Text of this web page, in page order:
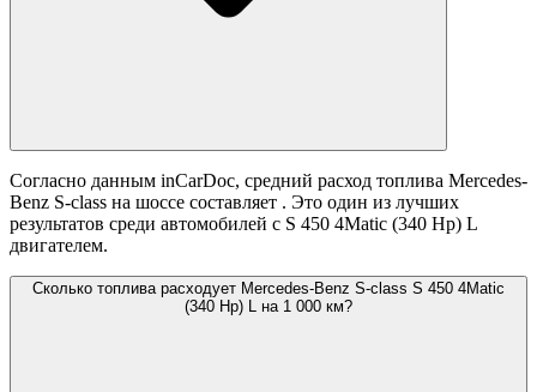
Согласно данным inCarDoc, средний расход топлива Mercedes-
Benz S-class на шоссе составляет . Это один из лучших
результатов среди автомобилей с S 450 4Matic (340 Hp) L
двигателем.
Сколько топлива расходует Mercedes-Benz S-class S 450 4Matic
(340 Hp) L на 1 000 км?